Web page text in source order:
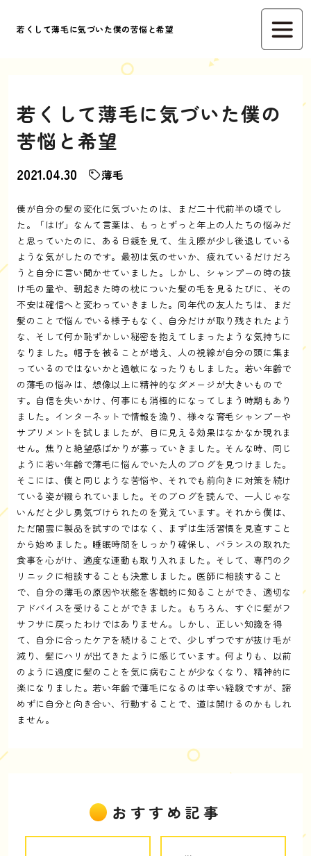
若くして薄毛に気づいた僕の苦悩と希望
若くして薄毛に気づいた僕の
苦悩と希望
2021.04.30 薄毛
僕が自分の髪の変化に気づいたのは、まだ二十代前半の頃でし
た。「はげ」なんて言葉は、もっとずっと年上の人たちの悩みだ
と思っていたのに、ある日鏡を見て、生え際が少し後退している
ような気がしたのです。最初は気のせいか、疲れているだけだろ
うと自分に言い聞かせていました。しかし、シャンプーの時の抜
け毛の量や、朝起きた時の枕についた髪の毛を見るたびに、その
不安は確信へと変わっていきました。同年代の友人たちは、まだ
髪のことで悩んでいる様子もなく、自分だけが取り残されたよう
な、そして何か恥ずかしい秘密を抱えてしまったような気持ちに
なりました。帽子を被ることが増え、人の視線が自分の頭に集ま
っているのではないかと過敏になったりもしました。若い年齢で
の薄毛の悩みは、想像以上に精神的なダメージが大きいもので
す。自信を失いかけ、何事にも消極的になってしまう時期もあり
ました。インターネットで情報を漁り、様々な育毛シャンプーや
サプリメントを試しましたが、目に見える効果はなかなか現れま
せん。焦りと絶望感ばかりが募っていきました。そんな時、同じ
ように若い年齢で薄毛に悩んでいた人のブログを見つけました。
そこには、僕と同じような苦悩や、それでも前向きに対策を続け
ている姿が綴られていました。そのブログを読んで、一人じゃな
いんだと少し勇気づけられたのを覚えています。それから僕は、
ただ闇雲に製品を試すのではなく、まずは生活習慣を見直すこと
から始めました。睡眠時間をしっかり確保し、バランスの取れた
食事を心がけ、適度な運動も取り入れました。そして、専門のク
リニックに相談することも決意しました。医師に相談すること
で、自分の薄毛の原因や状態を客観的に知ることができ、適切な
アドバイスを受けることができました。もちろん、すぐに髪がフ
サフサに戻ったわけではありません。しかし、正しい知識を得
て、自分に合ったケアを続けることで、少しずつですが抜け毛が
減り、髪にハリが出てきたように感じています。何よりも、以前
のように過度に髪のことを気に病むことが少なくなり、精神的に
楽になりました。若い年齢で薄毛になるのは辛い経験ですが、諦
めずに自分と向き合い、行動することで、道は開けるのかもしれ
ません。
おすすめ記事